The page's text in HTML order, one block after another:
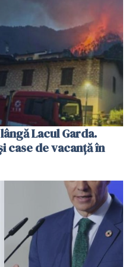
Lacul Garda.
case de vacanță în